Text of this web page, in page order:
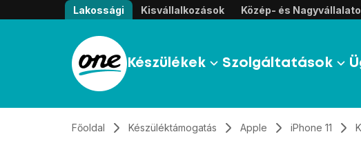
Átugrás, tovább a tartalomhoz
Lakossági Kisvállalkozások Közép- és
Készülékek Szolgáltatások
Főoldal Készüléktámogatás Apple iPhone 11